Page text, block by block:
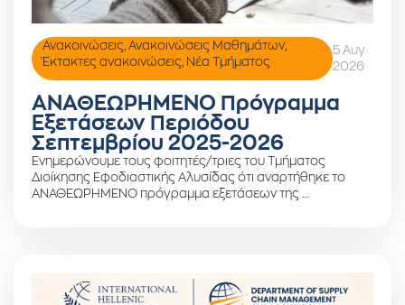
Ανακοινώσεις Ανακοινώσεις Μαθημάτων,
Έκτακτες ανακοινώσεις
Νέα Τμήματος
5 Αυγ
2026
ΑΝΑΘΕΩΡΗΜΕΝΟ Πρόγραμμα
Εξετάσεων Περιόδου
Σεπτεμβρίου 2025-2026
Ενημερώνουμε τους φοιτητές/τριες του Τμήματος
Διοίκησης Εφοδιαστικής Αλυσίδας ότι αναρτήθηκε το
ΑΝΑΘΕΩΡΗΜΕΝΟ πρόγραμμα εξετάσεων της …